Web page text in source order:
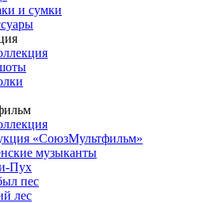
и сумки
«СоюзМультфильм»
музыканты
Пух
пес
лес